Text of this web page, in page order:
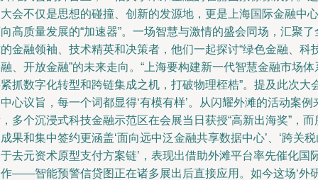
会不仅是思想的碰撞、创新的发源地，更是上海国际金融中心
高质量发展的“加速器”。一场智慧与激情的盛会同场，汇聚了
金融领袖、技术精英和决策者，他们一起探讨“绿色金融、科
、开放金融”的未来走向。“上海要构建新一代智慧金融市场体
抓数字化转型和跨链集成之机，打破物理桎梏”。提及此次大
心议旨，每一个词都显得‘有模有样’。从闪耀外滩的活动案例
多个沉浸式科技金融示范区在会展当日获授“高新出海奖”，而
果和集中签约更涵盖‘面向远中泛金融共享数据中心’、‘跨关
去元资术原型支付方案链’，表现出借助外滩平台率先催化国
——智能预警信贷图正在诸多展出后直接应用。如今这场‘外